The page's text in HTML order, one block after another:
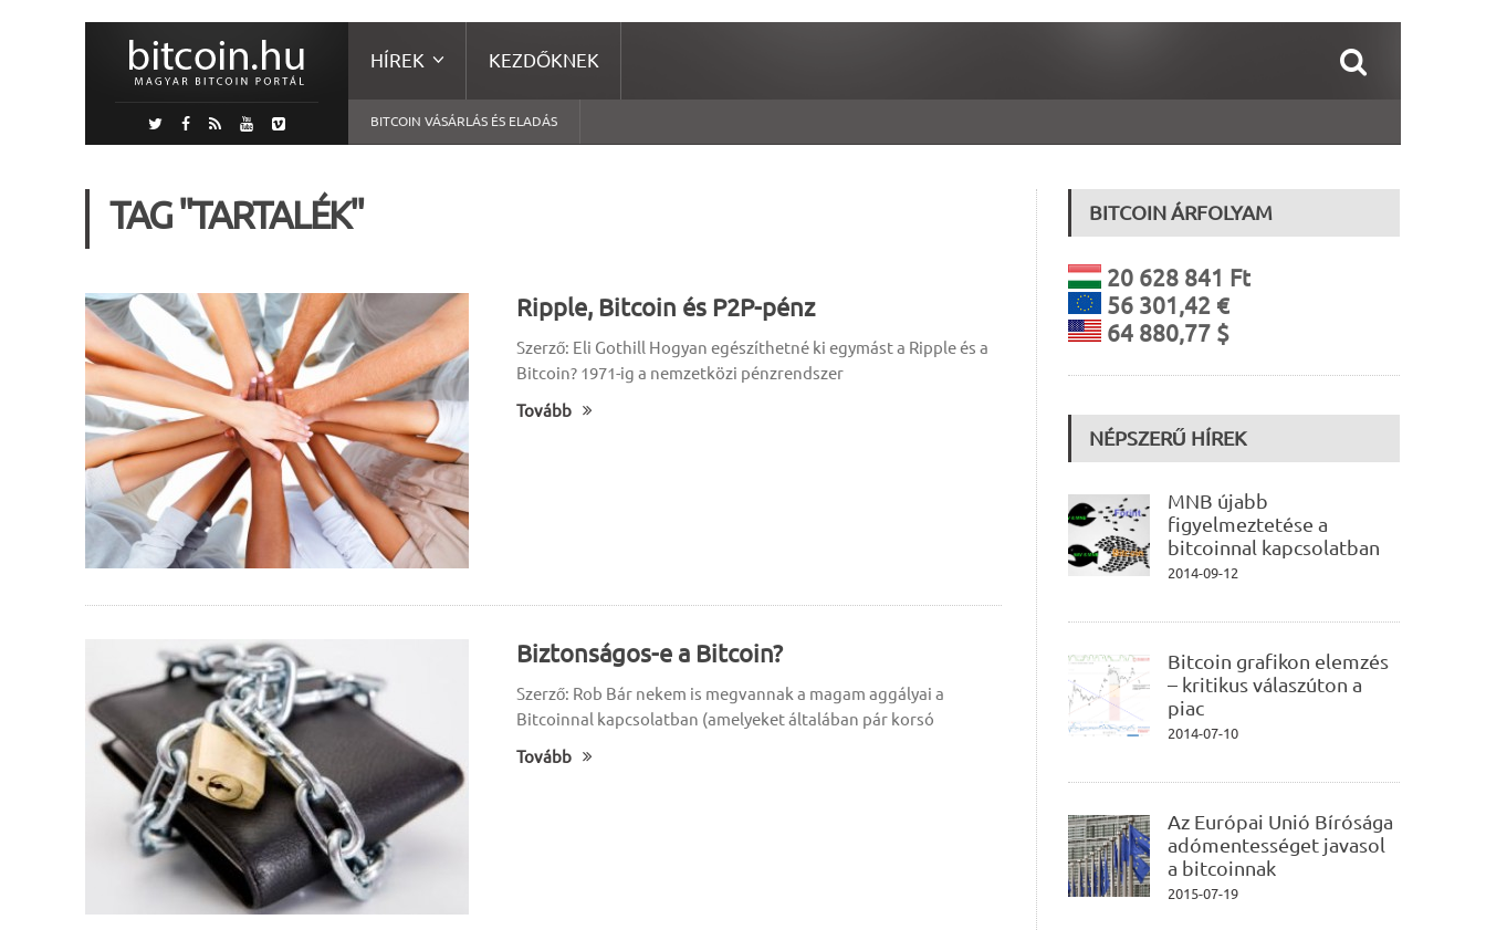
HÍREK KEZDŐKNEK
BITCOIN VÁSÁRLÁS ÉS ELADÁS
TAG "TARTALÉK"
Ripple, Bitcoin és P2P-pénz
Szerző: Eli Gothill Hogyan egészíthetné ki egymást a Ripple és a
Bitcoin? 1971-ig a nemzetközi pénzrendszer
Tovább
Biztonságos-e a Bitcoin?
Szerző: Rob Bár nekem is megvannak a magam aggályai a
Bitcoinnal kapcsolatban (amelyeket általában pár korsó
Tovább
BITCOIN ÁRFOLYAM
20 628 841 Ft
56 301,42 €
64 880,77 $
NÉPSZERŰ HÍREK
MNB újabb
figyelmeztetése a
bitcoinnal kapcsolatban
2014-09-12
Bitcoin grafikon elemzés
– kritikus válaszúton a
piac
2014-07-10
Az Európai Unió Bírósága
adómentességet javasol
a bitcoinnak
2015-07-19